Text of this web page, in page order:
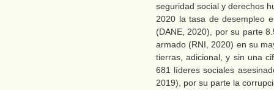
seguridad social y derechos
2020 la tasa de desempleo
(DANE, 2020), por su parte
armado (RNI, 2020) en su
tierras, adicional, y sin una
681 líderes sociales
2019), por su parte la